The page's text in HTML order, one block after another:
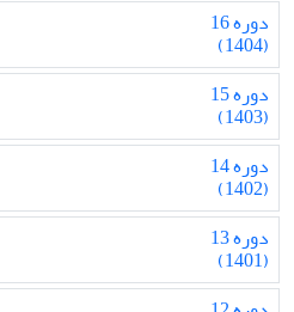
دوره 16
(1404)
دوره 15
(1403)
دوره 14
(1402)
دوره 13
(1401)